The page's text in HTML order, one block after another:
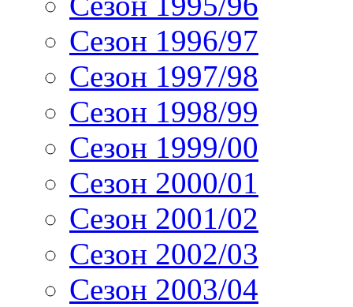
Сезон 1996/97
Сезон 1997/98
Сезон 1998/99
Сезон 1999/00
Сезон 2000/01
Сезон 2001/02
Сезон 2002/03
Сезон 2003/04